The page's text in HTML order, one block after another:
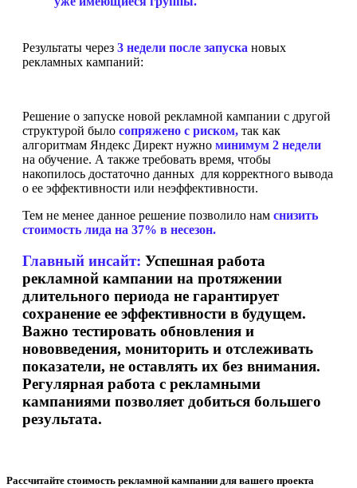
Результаты через 3 недели после запуска новых
рекламных кампаний:
Решение о запуске новой рекламной кампании с другой
структурой было сопряжено с риском, так как
алгоритмам Яндекс Директ нужно минимум 2 недели
на обучение. А также требовать время, чтобы
накопилось достаточно данных для корректного вывода
о ее эффективности или неэффективности.
Тем не менее данное решение позволило нам снизить
стоимость лида на 37% в несезон.
Главный инсайт: Успешная работа
рекламной кампании на протяжении
длительного периода не гарантирует
сохранение ее эффективности в будущем.
Важно тестировать обновления и
нововведения, мониторить и отслеживать
показатели, не оставлять их без внимания.
Регулярная работа с рекламными
кампаниями позволяет добиться большего
результата.
Рассчитайте стоимость рекламной кампании для вашего проекта